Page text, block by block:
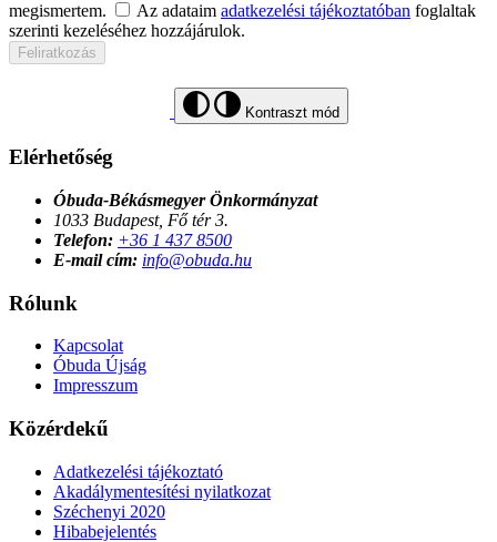
megismertem.
Az adataim adatkezelési tájékoztatóban foglaltak
szerinti kezeléséhez hozzájárulok.
Feliratkozás
Kontraszt mód
Elérhetőség
Óbuda-Békásmegyer Önkormányzat
1033 Budapest, Fő tér 3.
Telefon: +36 1 437 8500
E-mail cím: info@obuda.hu
Rólunk
Kapcsolat
Óbuda Újság
Impresszum
Közérdekű
Adatkezelési tájékoztató
Akadálymentesítési nyilatkozat
Széchenyi 2020
Hibabejelentés